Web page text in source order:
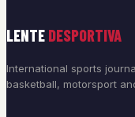
LENTE DESPORTIVA
International sports
basketball, motorsport